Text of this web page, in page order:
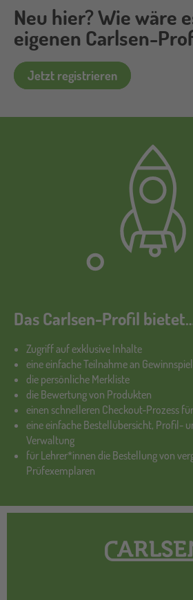
Neu hier? Wie wäre
eigenen Carlsen-
Jetzt registrieren
Das Carlsen-Profil
Zugriff auf exklusive Inhalte
eine einfache Teilnahme an
die persönliche Merkliste
die Bewertung von Produkten
einen schnelleren Checkout-Prozess
eine einfache Bestellübersicht, Profil-
Verwaltung
für Lehrer*innen die Bestellung von
Prüfexemplaren